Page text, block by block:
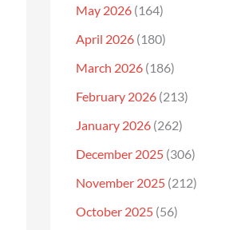
May 2026 (164)
April 2026 (180)
March 2026 (186)
February 2026 (213)
January 2026 (262)
December 2025 (306)
November 2025 (212)
October 2025 (56)